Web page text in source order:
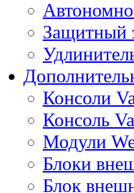
Защитный
Консоли
Консоль
Модули
Блоки
Блок